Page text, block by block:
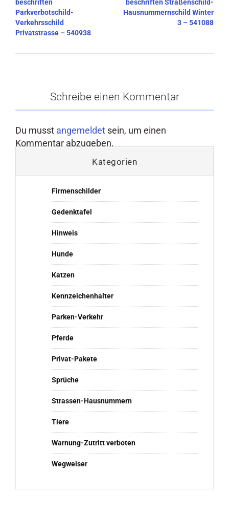
beschriften
Parkverbotschild-
Verkehrsschild
Privatstrasse – 540938
beschriften Straßenschild-
Hausnummernschild Winter
3 – 541088
Schreibe einen Kommentar
Du musst angemeldet sein, um einen
Kommentar abzugeben.
Kategorien
Firmenschilder
Gedenktafel
Hinweis
Hunde
Katzen
Kennzeichenhalter
Parken-Verkehr
Pferde
Privat-Pakete
Sprüche
Strassen-Hausnummern
Tiere
Warnung-Zutritt verboten
Wegweiser